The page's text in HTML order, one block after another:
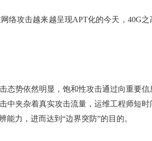
络攻击越来越呈现APT化的今天，40G之
态势依然明显，饱和性攻击通过向重要信
中夹杂着真实攻击流量，运维工程师短时
力，进而达到“边界突防”的目的。